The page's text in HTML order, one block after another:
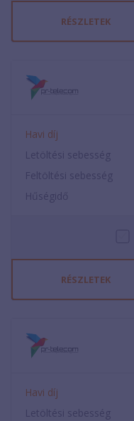
RÉSZLETEK
Havi díj
Letöltési sebesség
Feltöltési sebesség
Hűségidő
RÉSZLETEK
Havi díj
Letöltési sebesség